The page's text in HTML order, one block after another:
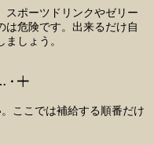
スポーツドリンクやゼリー
は危険です。出来るだけ自
しょう。
・┿
ここでは補給する順番だけ